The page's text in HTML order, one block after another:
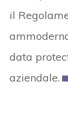
il
data
aziendale.